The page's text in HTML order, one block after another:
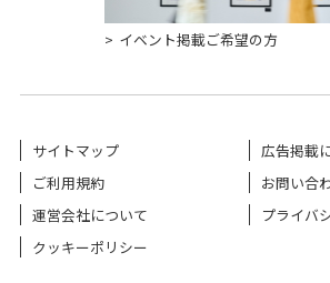
イベント掲載ご希望の方
サイトマップ
広告掲載
ご利用規約
お問い合
運営会社について
プライバ
クッキーポリシー